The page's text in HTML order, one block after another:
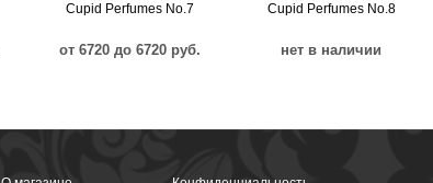
Cupid Perfumes No.7
от 6720 до 6720 руб.
Cupid Perfumes No.8
нет в наличии